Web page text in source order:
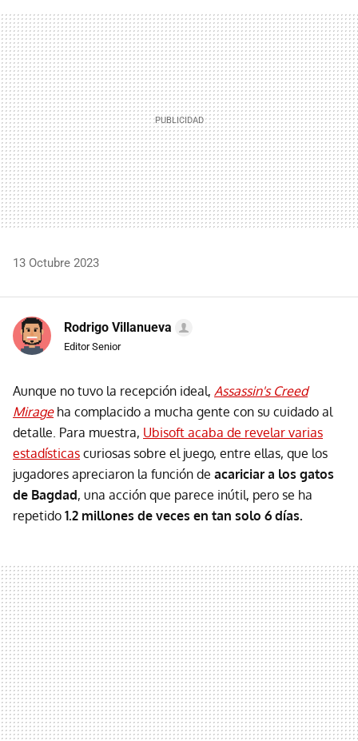
MAIL
13 Octubre 2023
Rodrigo Villanueva
Editor Senior
Aunque no tuvo la recepción ideal, Assassin's Creed
Mirageha complacido a mucha gente con su cuidado al
detalle. Para muestra, Ubisoft acaba de revelar varias
estadísticas curiosas sobre el juego, entre ellas, que los
jugadores apreciaron la función de acariciar a los gatos
de Bagdad, una acción que parece inútil, pero se ha
repetido 1.2 millones de veces en tan solo 6 días.